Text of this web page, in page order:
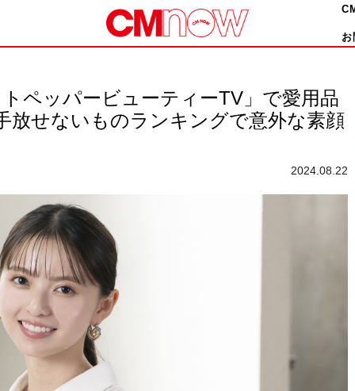
ペッパービューティーTV」で愛用品
放せないものランキングで意外な素顔
2024.08.22